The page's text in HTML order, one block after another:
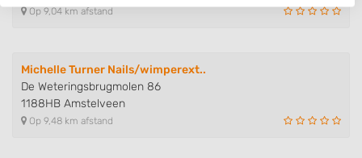
Op 9,04 km afstand
Michelle Turner Nails/wimperext..
De Weteringsbrugmolen 86
1188HB Amstelveen
Op 9,48 km afstand
IAB processing purposes:
Use limited data to select advertising
Create profiles for personalised advertising